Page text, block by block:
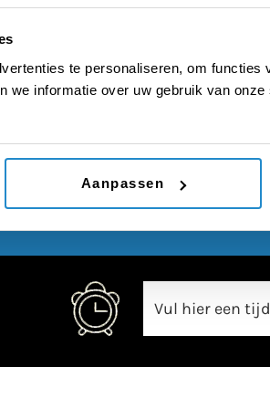
te personaliseren, om functies
we informatie over uw gebruik van
Aanpassen
00:00